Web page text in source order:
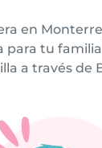
en
para tu
a través de